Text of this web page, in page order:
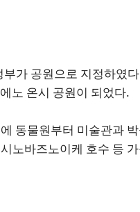
가 공원으로 지정하였
노 온시 공원이 되었다.
동물원부터 미술관과
노바즈노이케 호수 등